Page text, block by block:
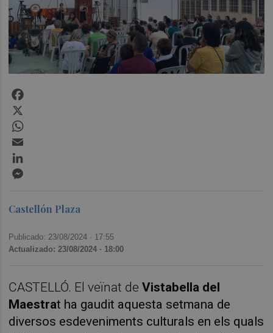
Castellón Plaza
Publicado: 23/08/2024 · 17:55
Actualizado: 23/08/2024 · 18:00
CASTELLÓ. El veïnat de Vistabella del
Maestrat ha gaudit aquesta setmana de
diversos esdeveniments culturals en els quals